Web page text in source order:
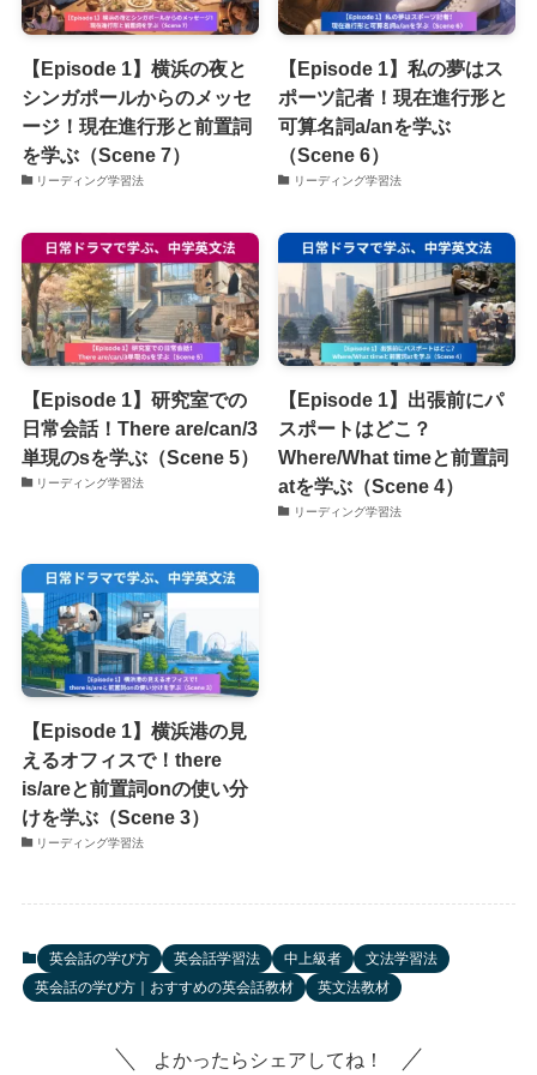
【Episode 1】横浜の夜と
シンガポールからのメッセ
ージ！現在進行形と前置詞
を学ぶ（Scene 7）
リーディング学習法
【Episode 1】私の夢はス
ポーツ記者！現在進行形と
可算名詞a/anを学ぶ
（Scene 6）
リーディング学習法
【Episode 1】研究室での
日常会話！There are/can/3
単現のsを学ぶ（Scene 5）
リーディング学習法
【Episode 1】出張前にパ
スポートはどこ？
Where/What timeと前置詞
atを学ぶ（Scene 4）
リーディング学習法
【Episode 1】横浜港の見
えるオフィスで！there
is/areと前置詞onの使い分
けを学ぶ（Scene 3）
リーディング学習法
英会話の学び方 英会話学習法 中上級者
文法学習法
英会話の学び方｜おすすめの英会話教材
英文法教材
よかったらシェアしてね！